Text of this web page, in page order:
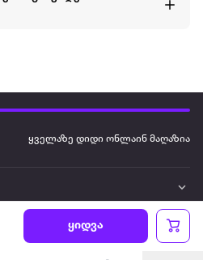
ყიდვა
ყველაზე დიდი ონლაინ მაღაზია